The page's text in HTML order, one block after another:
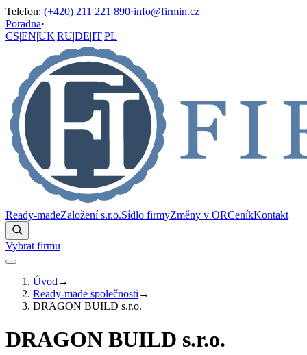
Telefon: (+420) 211 221 890·info@firmin.cz
Poradna·
CS|EN|UK|RU|DE|IT|PL
Ready-madeZaložení s.r.o.Sídlo firmyZměny v ORCeníkKontakt
Vybrat firmu
Úvod →
Ready-made společnosti →
DRAGON BUILD s.r.o.
DRAGON BUILD s.r.o.